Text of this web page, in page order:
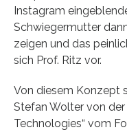
Instagram
Schwiegermutter
zeigen und das
sich Prof. Ritz vor.
Von diesem Konzept
Stefan Wolter von der
Technologies“ vom